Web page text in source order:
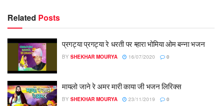
Related Posts
प्रगट्या प्रगट्या रे धरती पर म्हारा भोमिया ओम बन्ना भजन
BY SHEKHAR MOURYA 16/07/2020 0
मायलो जाने रे अमर मारी काया जी भजन लिरिक्स
BY SHEKHAR MOURYA 23/11/2019 0